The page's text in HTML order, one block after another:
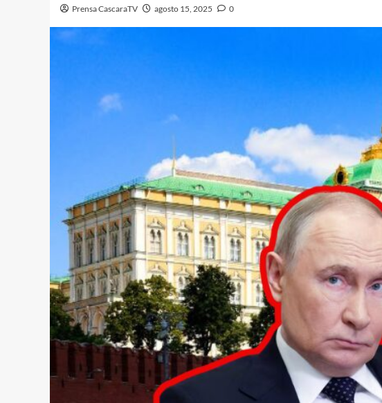
Prensa CascaraTV agosto 15, 2025 0